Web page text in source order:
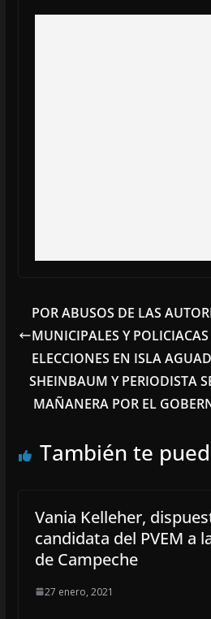
POR ABUSOS DE LAS
MUNICIPALES Y
ELECCIONES EN ISLA
SHEINBAUM Y PERIODISTA
MAÑANERA POR EL
También te
Vania Kelleher,
candidata del PVEM a
de Campeche
27 enero, 2021